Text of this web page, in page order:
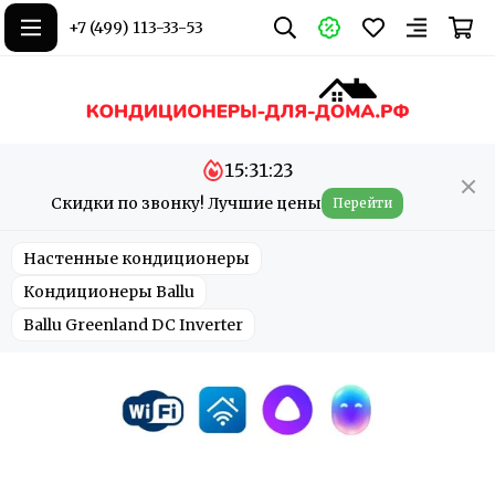
+7 (499) 113-33-53
Скидки по звонку! Лучшие цены
15:31:22
Перейти
Настенные кондиционеры
Кондиционеры Ballu
Ballu Greenland DC Inverter